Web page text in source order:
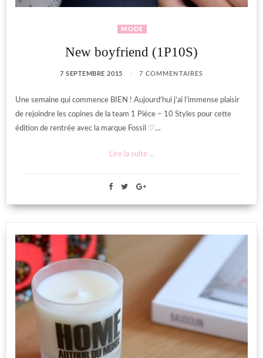
MODE
New boyfriend (1P10S)
7 SEPTEMBRE 2015 7 COMMENTAIRES
Une semaine qui commence BIEN ! Aujourd’hui j’ai l’immense plaisir
de rejoindre les copines de la team 1 Pièce – 10 Styles pour cette
édition de rentrée avec la marque Fossil ♡…
Lire la suite ...